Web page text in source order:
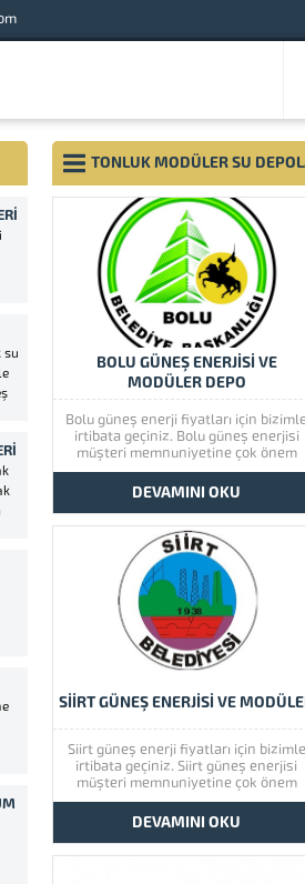
TONLUK MODÜLER SU
BOLU GÜNEŞ ENERJİSİ VE
MODÜLER DEPO
Bolu güneş enerji fiyatları için
irtibata geçiniz. Bolu güneş enerjisi
müşteri memnuniyetine çok önem
vermektedir. Bolu güneş enerjisinin
kaliteli ürünlerini görmek için lütfen
ürünlerimize bir göz atınız. Türkiye’de
başta güney doğu olmak üzere tüm
illerimizde hizmet vermekteyiz. Tüm
soru,...
DEVAMINI OKU
SİİRT GÜNEŞ ENERJİSİ VE
Siirt güneş enerji fiyatları için bizimle
irtibata geçiniz. Siirt güneş enerjisi
müşteri memnuniyetine çok önem
vermektedir. Siirt güneş enerjisinin
kaliteli ürünlerini görmek için lütfen
ürünlerimize bir göz atınız. Türkiye’de
başta güney doğu olmak üzere tüm
DEVAMINI OKU
su